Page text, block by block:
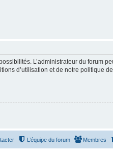
L’administrateur du forum
d’utilisation et de notre politique
Membres
L’équipe du forum